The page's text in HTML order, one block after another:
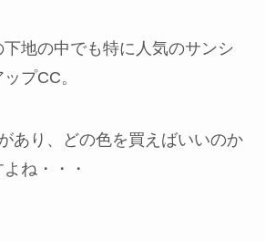
地の中でも特に人気のサンシ
プCC。
あり、どの色を買えばいいのか
ね・・・